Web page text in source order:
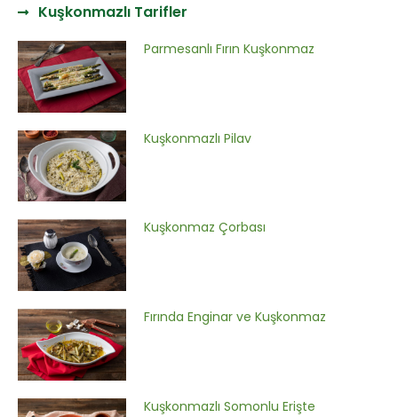
Kuşkonmazlı Tarifler
Parmesanlı Fırın Kuşkonmaz
Kuşkonmazlı Pilav
Kuşkonmaz Çorbası
Fırında Enginar ve Kuşkonmaz
Kuşkonmazlı Somonlu Erişte